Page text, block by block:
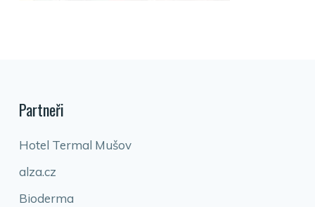
Partneři
Hotel Termal Mušov
alza.cz
Bioderma